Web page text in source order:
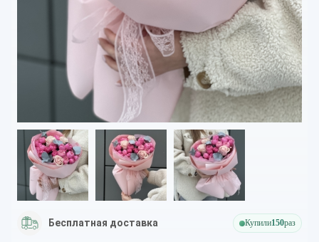
Бесплатная доставка Купили150раз